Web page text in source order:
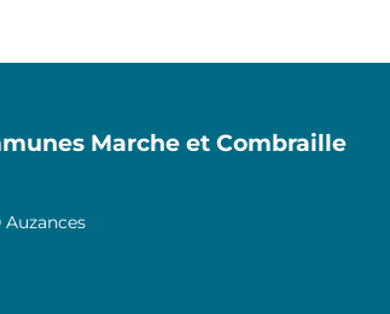
Marche et Combraille
Auzances